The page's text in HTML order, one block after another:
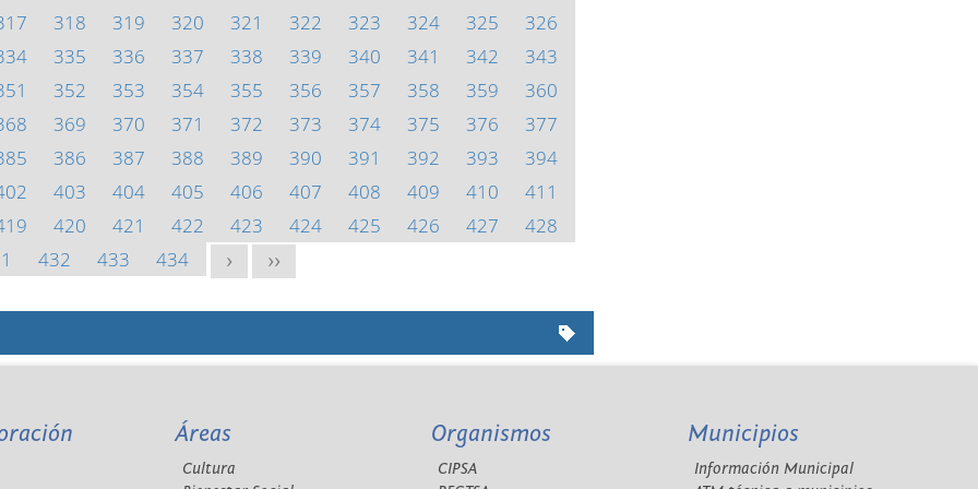
318 319 320 321 322 323 324 325
326
335 336 337 338 339 340 341 342
343
352 353 354 355 356 357 358 359
360
369 370 371 372 373 374 375 376
377
386 387 388 389 390 391 392 393
394
403 404 405 406 407 408 409 410
411
420 421 422 423 424 425 426 427
428
432 433 434 > >>
Áreas
Cultura
Organismos
CIPSA
Municipios
Información Municipal